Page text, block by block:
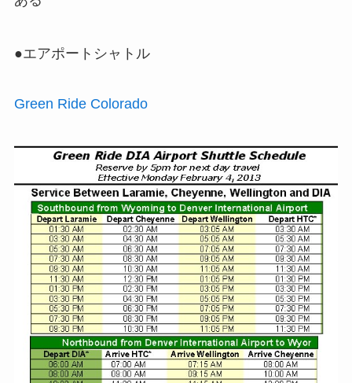
●エアポートシャトル
Green Ride Colorado